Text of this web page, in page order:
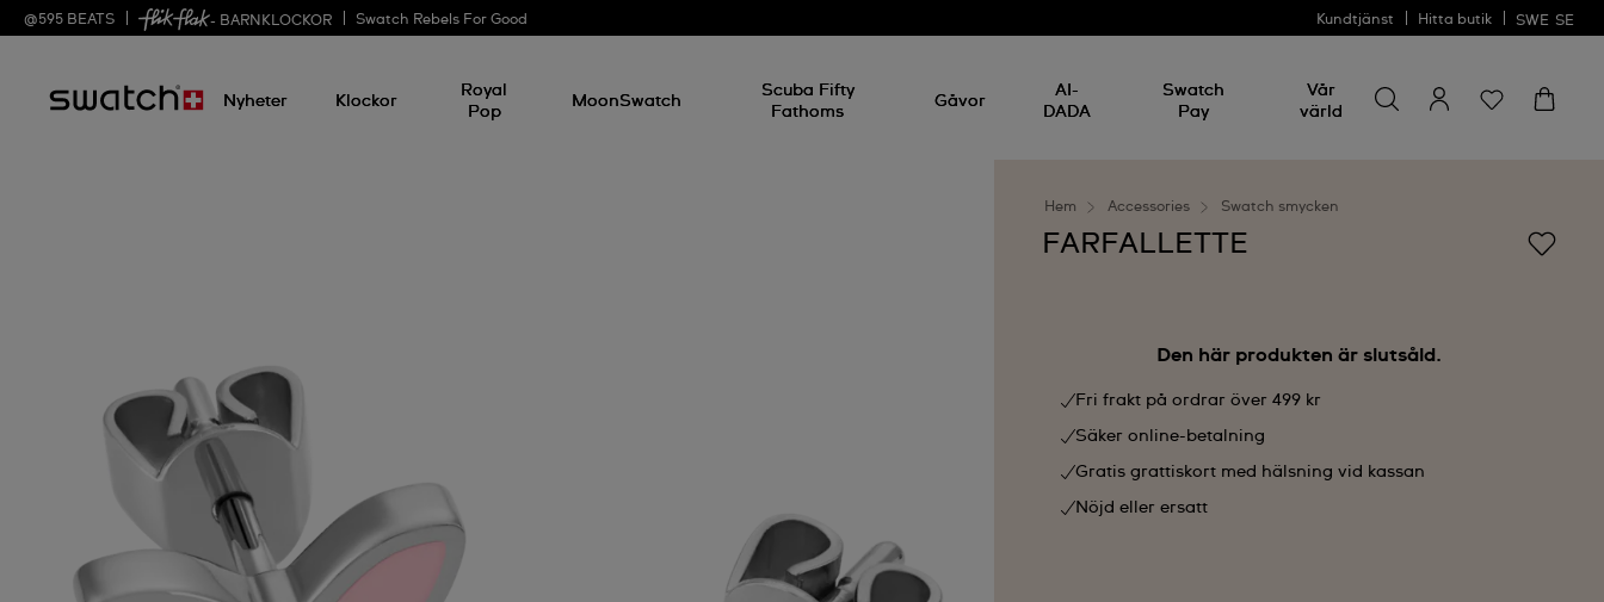
@595 BEATS - BARNKLOCKOR Swatch Rebels For Good Kundtjänst Hitta butik SWE SE
Nyheter Klockor
Royal
Pop
MoonSwatch
Scuba Fifty
Fathoms
Gåvor
AI-
DADA
Swatch
Pay
Vår
värld
efter
något
Hem Accessories Swatch smycken
FARFALLETTE
Den här produkten är slutsåld.
Fri frakt på ordrar över 499 kr
Säker online-betalning
Gratis grattiskort med hälsning vid kassan
Nöjd eller ersatt